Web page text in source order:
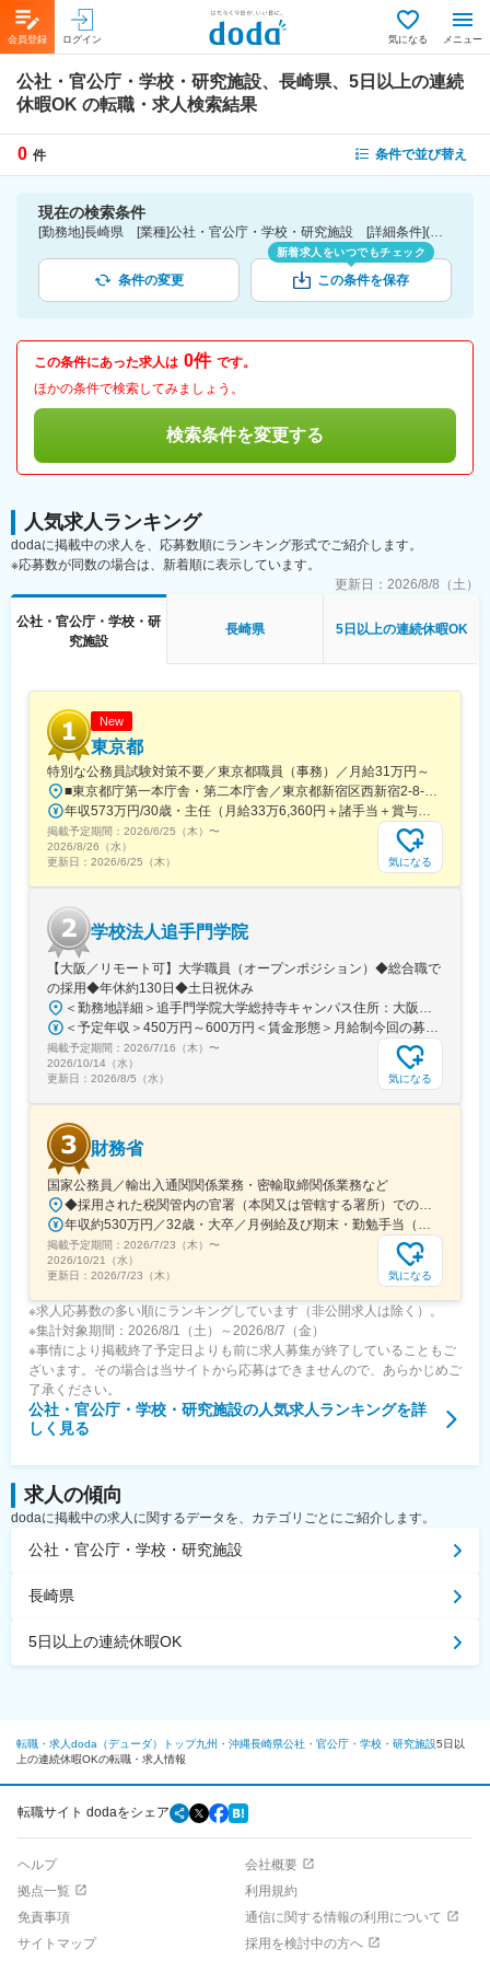
会員登録 ログイン 気になる メニュー
公社・官公庁・学校・研究施設、長崎県、5日以上の連続
休暇OK の転職・求人検索結果
0 件 条件で並び替え
現在の検索条件
[勤務地]長崎県 [業種]公社・官公庁・学校・研究施設 [詳細条件](休日・働き方)5日以上の連続休暇OK
条件の変更
新着求人をいつでもチェック
この条件を保存
この条件にあった求人は 0件 です。
ほかの条件で検索してみましょう。
検索条件を変更する
人気求人ランキング
dodaに掲載中の求人を、応募数順にランキング形式でご紹介します。
※応募数が同数の場合は、新着順に表示しています。
更新日： 2026/8/8（土）
公社・官公庁・学校・研
究施設
長崎県 5日以上の連続休暇OK
New
東京都
特別な公務員試験対策不要／東京都職員（事務）／月給31万円～
■東京都庁第一本庁舎・第二本庁舎／東京都新宿区西新宿2-8-1 ※東京都庁本庁舎のほか、都内の出先事業所などに配属される場合があります。 ※配属される部署によってリモートワークの相談も可能です。 ◎アクセス・「JR新宿駅」（西口から徒歩約10分）・都営地下鉄大江戸線「都庁前駅」・新宿駅西口（地下バスのりば）から都営バス（都庁循環）「都庁第一本庁舎」、「都庁第二本庁舎」、「都議会議事堂」下車・JR新宿駅西改札「新宿駅西口」バス停から「西参道方面」行きの新宿WEバス乗車、「新宿ワシントンホテル前」下車※禁煙対策：敷地内禁煙
年収573万円/30歳・主任（月給33万6,360円＋諸手当＋賞与） 年収694万円/35歳・課長代理（月給40万3,560円＋諸手当＋賞与）
掲載予定期間： 2026/6/25（木） 〜
2026/8/26（水）
更新日： 2026/6/25（木） 気になる
学校法人追手門学院
【大阪／リモート可】大学職員（オープンポジション）◆総合職で
の採用◆年休約130日◆土日祝休み
＜勤務地詳細＞追手門学院大学総持寺キャンパス住所：大阪府茨木市太田東芝町1-1 受動喫煙対策：屋内全面禁煙変更の範囲：会社の定める事業所
＜予定年収＞450万円～600万円＜賃金形態＞月給制今回の募集における初年度の最低保証額です。経験年数によって決定します。＜賃金内訳＞月額（基本給）：262,900円～328,700円＜月給＞262,900円～328,700円＜昇給有無＞有＜残業手当＞有＜給与補足＞年収は賞与込(※残業代は含まれていません。)賞与は今年度実績で年間5ヶ月分支給されています。賃金はあくまでも目安の金額であり、選考を通じて上下する可能性があります。月給(月額)は固定手当を含めた表記です。
掲載予定期間： 2026/7/16（木） 〜
2026/10/14（水）
更新日： 2026/8/5（水） 気になる
財務省
国家公務員／輸出入通関関係業務・密輸取締関係業務など
◆採用された税関管内の官署（本関又は管轄する署所）での勤務となります。採用後は、他の官署に転勤（含、住居を異にする転勤）することもあります。【参考】税関の管轄区域https://www.customs.go.jp/zeikan/zeikan-kankatsu.pdf【各税関の本関（本部）の所在地】・函館税関本関（北海道函館市海岸町24-4）・東京税関本関（東京都江東区青海2-7-11）・横浜税関本関（神奈川県横浜市中区海岸通1-1）・名古屋税関本関（愛知県名古屋市港区入船2-3-12）・大阪税関本関（大阪府大阪市港区築港4-10-3）・神戸税関本関（兵庫県神戸市中央区新港町12-1）・門司税関本関（福岡県北九州市門司区西海岸町1-3-10）・長崎税関本関（長崎県長崎市出島町1-36）・沖縄地区税関本関（沖縄県那覇市おもろまち2-1-1 6F）
年収約530万円／32歳・大卒／月例給及び期末・勤勉手当（東京都特別区勤務） ※上記モデル例は、参考であり、個人の経歴や業務内容等を踏まえての算定
掲載予定期間： 2026/7/23（木） 〜
2026/10/21（水）
更新日： 2026/7/23（木） 気になる
※求人応募数の多い順にランキングしています（非公開求人は除く）。
※集計対象期間：2026/8/1（土）～2026/8/7（金）
※事情により掲載終了予定日よりも前に求人募集が終了していることもご
ざいます。その場合は当サイトから応募はできませんので、あらかじめご
了承ください。
公社・官公庁・学校・研究施設の人気求人ランキングを詳
しく見る
求人の傾向
dodaに掲載中の求人に関するデータを、カテゴリごとにご紹介します。
公社・官公庁・学校・研究施設
長崎県
5日以上の連続休暇OK
転職・求人doda（デューダ）トップ九州・沖縄長崎県公社・官公庁・学校・研究施設5日以
上の連続休暇OKの転職・求人情報
転職サイト dodaをシェア
ヘルプ
会社概要
拠点一覧
利用規約
免責事項
通信に関する情報の利用について
サイトマップ
採用を検討中の方へ